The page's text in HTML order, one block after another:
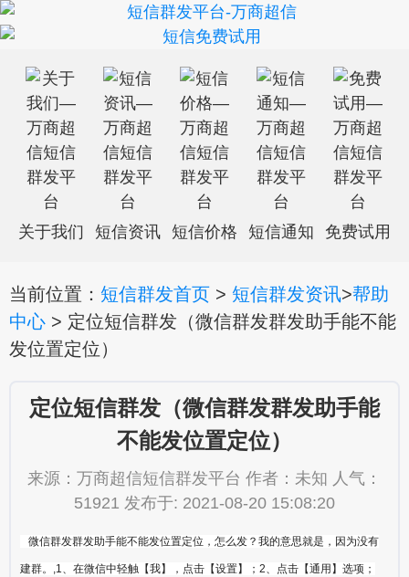
关于我们 短信资讯 短信价格 短信通知 免费试用
当前位置： 短信群发首页 > 短信群发资讯>帮助
中心 > 定位短信群发（微信群发群发助手能不能
发位置定位）
定位短信群发（微信群发群发助手能
不能发位置定位）
来源：万商超信短信群发平台 作者：未知 人气：
51921 发布于: 2021-08-20 15:08:20
微信群发群发助手能不能发位置定位，怎么发？我的意思就是，因为没有
建群。,1、在微信中轻触【我】，点击【设置】；2、点击【通用】选项；